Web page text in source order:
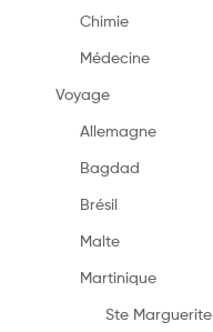
Chimie
Médecine
Voyage
Allemagne
Bagdad
Brésil
Malte
Martinique
Ste Marguerite